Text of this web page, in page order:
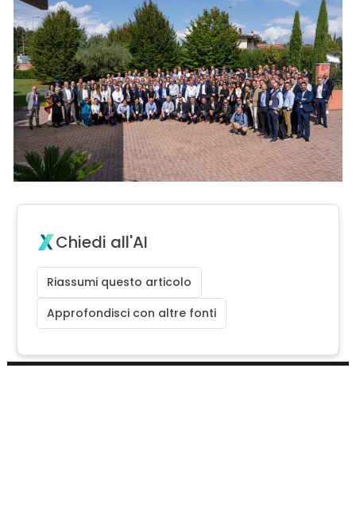
Chiedi all'AI
Riassumi questo articolo
Approfondisci con altre fonti